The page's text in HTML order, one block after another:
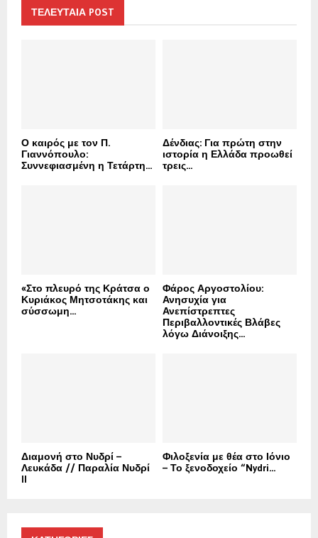
f
ΤΕΛΕΥΤΑΙΑ POST
Ο καιρός με τον Π.
Γιαννόπουλο:
Συννεφιασμένη η Τετάρτη...
Δένδιας: Για πρώτη στην
ιστορία η Ελλάδα προωθεί
τρεις...
«Στο πλευρό της Κράτσα ο
Κυριάκος Μητσοτάκης και
σύσσωμη...
Φάρος Αργοστολίου:
Ανησυχία για
Ανεπίστρεπτες
Περιβαλλοντικές Βλάβες
λόγω Διάνοιξης...
Διαμονή στο Νυδρί –
Λευκάδα // Παραλία Νυδρί
II
Φιλοξενία με θέα στο Ιόνιο
– Το ξενοδοχείο “Nydri...